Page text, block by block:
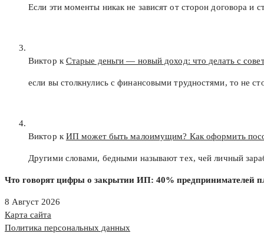
Если эти моменты никак не зависят от сторон договора и
Виктор к Старые деньги — новый доход: что делать с
если вы столкнулись с финансовыми трудностями, то не
Виктор к ИП может быть малоимущим? Как оформить
Другими словами, бедными называют тех, чей личный
Что говорят цифры о закрытии ИП: 40% предпринимателей
8 Август 2026
Карта сайта
Политика персональных данных